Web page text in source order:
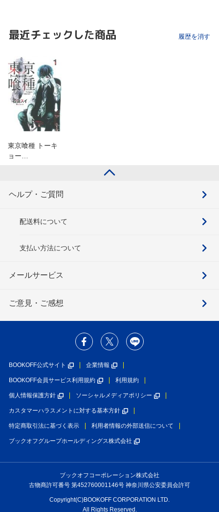
最近チェックした商品 履歴を消す
東京喰種 トーキ
ョー…
ヘルプ・ご質問
配送料について
支払い方法について
メールサービス
ご意見・ご感想
BOOKOFF公式サイト 企業情報
BOOKOFF会員サービス利用規約 利用規約
個人情報保護方針 ソーシャルメディアポリシー
カスタマーハラスメントに対する基本方針
特定商取引法に基づく表示 利用者情報の外部送信について
ブックオフグループホールディングス株式会社
ブックオフコーポレーション株式会社
古物商許可番号 第452760001146号 神奈川県公安委員会許可
Copyright(C)BOOKOFF CORPORATION LTD.
All Rights Reserved.